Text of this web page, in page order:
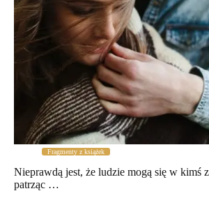
Fragmenty z książek
Nieprawdą jest, że ludzie mogą się w kimś
patrząc …